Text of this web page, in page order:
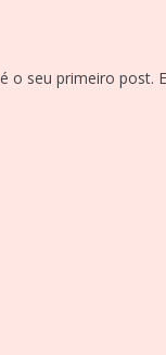
o seu primeiro